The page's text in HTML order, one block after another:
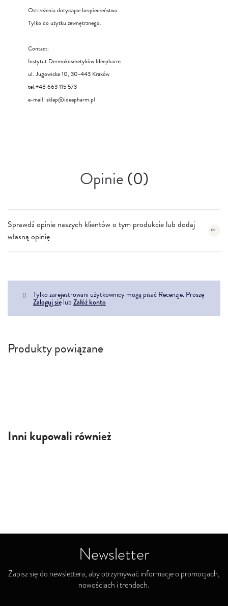
Ostrzeżenia dotyczące bezpieczeństwa:
Tylko do użytku zewnętrznego.
Contact:
Instytut Dermokosmetyków Ideepharm
ul. Jugowicka 10, 30-443 Kraków
tel.+48 663 115 573
e-mail: sklep@ideepharm.pl
Opinie(0)
Sprawdź opinie naszych klientów o tym produkcie lub dodaj
własną opinię
Tylko zarejestrowani użytkownicy mogą pisać Recenzje. Proszę
Zaloguj się lub Załóż konto
Produkty powiązane
Inni kupowali również
Newsletter
Zapisz się do newslettera, aby otrzymywać informacje o promocjach,
nowościach i trendach.